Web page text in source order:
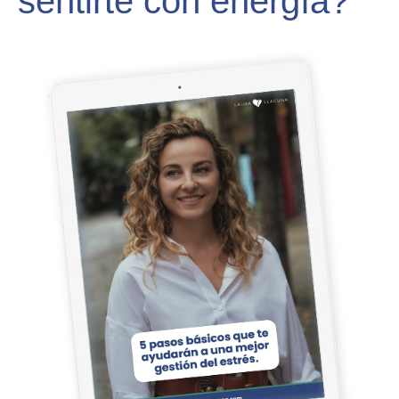
You’ll get your personalized plan after the session. You can
https://calendly.com/laurallacuna/healthy-westies
You have access to some content at this link to drive:
CONTENT
Are you ready?
Remember that you can also join the facebook
accountability group page here:
https://fb.me/g/2WnrjyBX8/bsTmBKnl
SPANISH